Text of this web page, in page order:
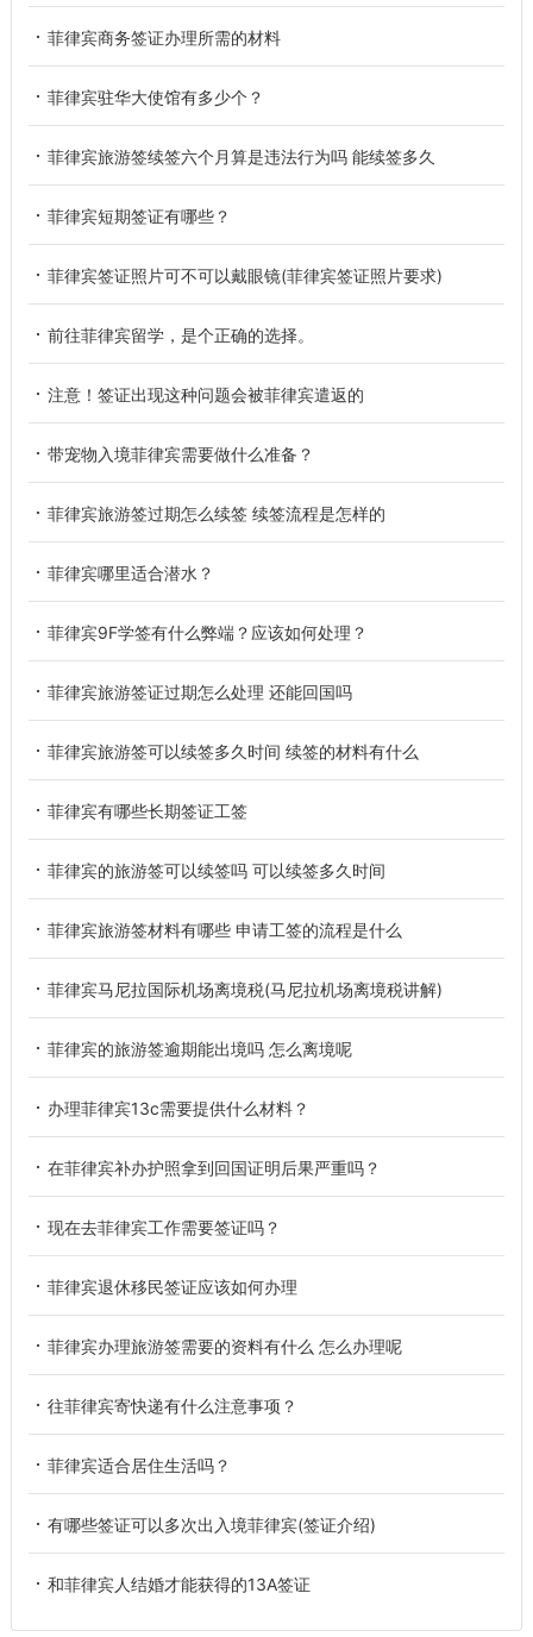
菲律宾商务签证办理所需的材料
菲律宾驻华大使馆有多少个？
菲律宾旅游签续签六个月算是违法行为吗 能续签多久
菲律宾短期签证有哪些？
菲律宾签证照片可不可以戴眼镜(菲律宾签证照片要求)
前往菲律宾留学，是个正确的选择。
注意！签证出现这种问题会被菲律宾遣返的
带宠物入境菲律宾需要做什么准备？
菲律宾旅游签过期怎么续签 续签流程是怎样的
菲律宾哪里适合潜水？
菲律宾9F学签有什么弊端？应该如何处理？
菲律宾旅游签证过期怎么处理 还能回国吗
菲律宾旅游签可以续签多久时间 续签的材料有什么
菲律宾有哪些长期签证工签
菲律宾的旅游签可以续签吗 可以续签多久时间
菲律宾旅游签材料有哪些 申请工签的流程是什么
菲律宾马尼拉国际机场离境税(马尼拉机场离境税讲解)
菲律宾的旅游签逾期能出境吗 怎么离境呢
办理菲律宾13c需要提供什么材料？
在菲律宾补办护照拿到回国证明后果严重吗？
现在去菲律宾工作需要签证吗？
菲律宾退休移民签证应该如何办理
菲律宾办理旅游签需要的资料有什么 怎么办理呢
往菲律宾寄快递有什么注意事项？
菲律宾适合居住生活吗？
有哪些签证可以多次出入境菲律宾(签证介绍)
和菲律宾人结婚才能获得的13A签证